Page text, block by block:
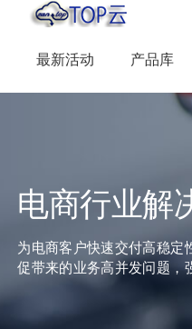
最新活动 产品库
电商行业解
为电商客户快速交付高稳
促带来的业务高并发问题，